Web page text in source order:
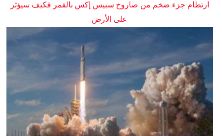
ارتطام جزء ضخم من صاروخ سبيس إكس بالقمر فكيف سيؤثر
على الأرض